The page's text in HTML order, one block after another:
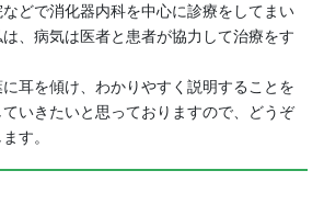
どで消化器内科を中心に診療をしてまい
、病気は医者と患者が協力して治療をす
耳を傾け、わかりやすく説明することを
いきたいと思っておりますので、どうぞ
す。